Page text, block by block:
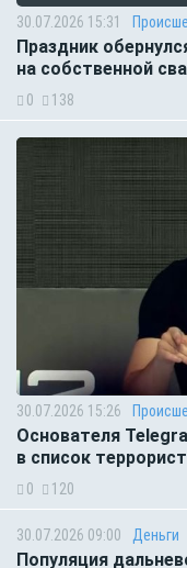
30.07.2026 15:31
Праздник
на собственной
0 138
30.07.2026 15:26
Основателя
в список
0 120
30.07.2026 09:00 Деньги
Популяция